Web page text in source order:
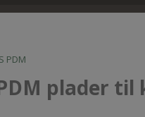
PDM
plader